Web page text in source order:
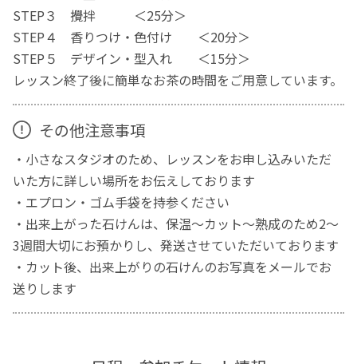
STEP３ 攪拌 ＜25分＞
STEP４ 香りつけ・色付け ＜20分＞
STEP５ デザイン・型入れ ＜15分＞
レッスン終了後に簡単なお茶の時間をご用意しています。
その他注意事項
・小さなスタジオのため、レッスンをお申し込みいただ
いた方に詳しい場所をお伝えしております
・エプロン・ゴム手袋を持参ください
・出来上がった石けんは、保温～カット～熟成のため2～
3週間大切にお預かりし、発送させていただいております
・カット後、出来上がりの石けんのお写真をメールでお
送りします